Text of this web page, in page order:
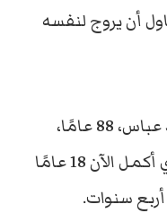
أن يروج لنفسه
وتتزايد المخاوف بشأن محمود عباس، 88 عامًا،
رئيس السلطة الفلسطينية، الذي أكمل الآن 18 عامًا
سنوات.